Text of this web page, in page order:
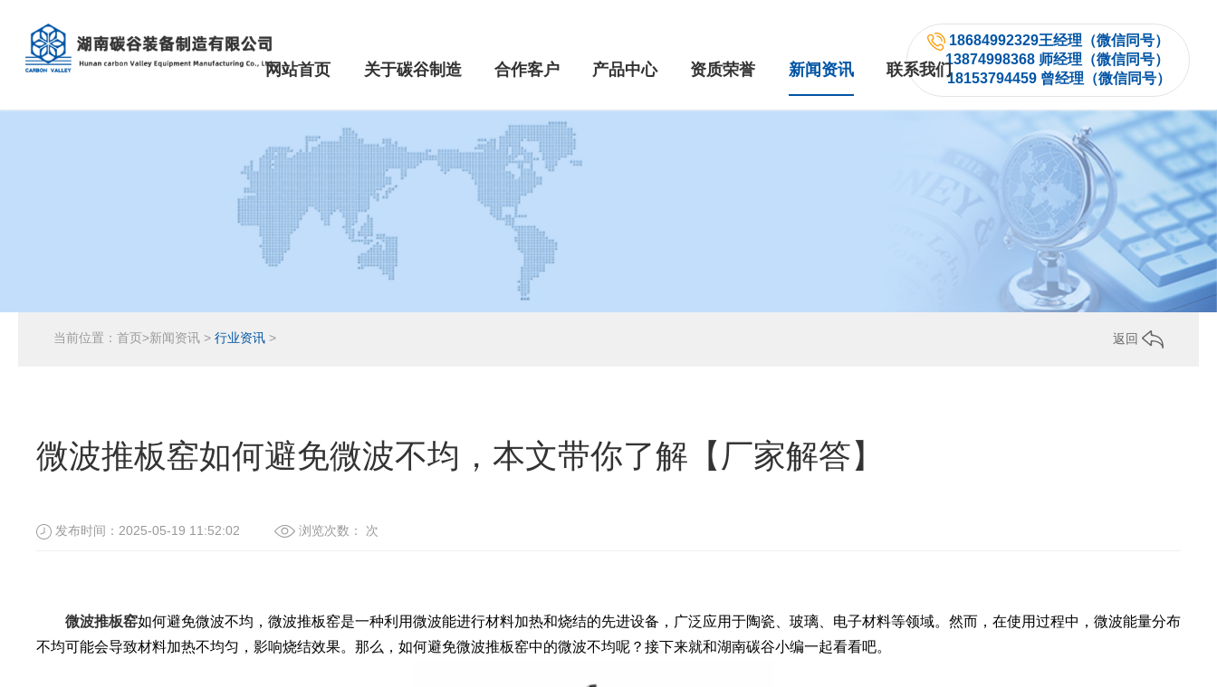
18684992329王经理（微信同号）
13874998368 师经理（微信同号）
18153794459 曾经理（微信同号）
网站首页 关于碳谷制造 合作客户 产品中心 资质荣誉 新闻资讯 联系我们
当前位置：首页>新闻资讯 >行业资讯 > 返回
微波推板窑如何避免微波不均，本文带你了解【厂家解答】
发布时间：2025-05-19 11:52:02 浏览次数： 次
微波推板窑如何避免微波不均，微波推板窑是一种利用微波能进行材料加热和烧结的先进设备，广泛应用于陶瓷、玻璃、电子材料等领域。然而，在使用过程中，微波能量分布
不均可能会导致材料加热不均匀，影响烧结效果。那么，如何避免微波推板窑中的微波不均呢？接下来就和湖南碳谷小编一起看看吧。